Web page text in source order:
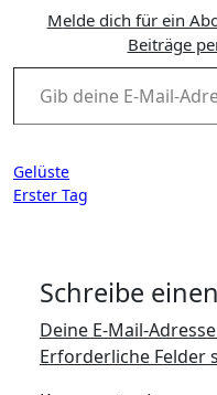
Melde dich für ein Abonnement an, um die neuesten
Beiträge
Gib deine E-Mail-Adresse ein ...
Gelüste
Erster Tag
Schreibe
Deine E-Mail-
Erforderliche Felder